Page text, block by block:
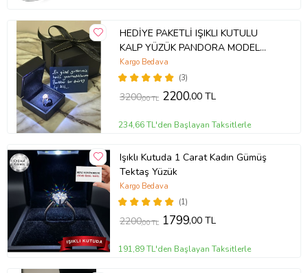
HEDİYE PAKETLİ IŞIKLI KUTULU
KALP YÜZÜK PANDORA MODEL
YÜZÜK
(3)
Kargo Bedava
3200,00 TL 2200,00 TL
234,66 TL'den Başlayan Taksitlerle
Işıklı Kutuda 1 Carat Kadın Gümüş
Tektaş Yüzük
(1)
Kargo Bedava
2200,00 TL 1799,00 TL
191,89 TL'den Başlayan Taksitlerle